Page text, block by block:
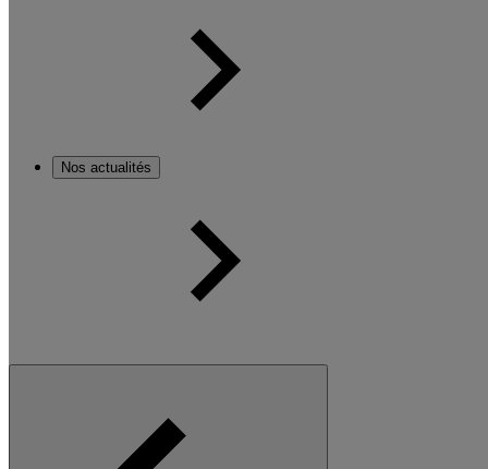
Nos actualités